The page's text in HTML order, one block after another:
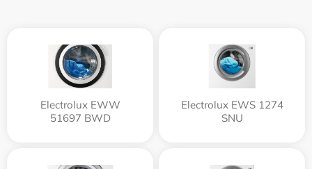
Electrolux EWW
51697 BWD
Electrolux EWS 1274
SNU